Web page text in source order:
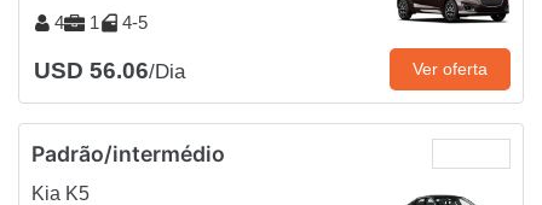
4 1 4-5
USD 56.06/Dia Ver oferta
Padrão/intermédio
Kia K5